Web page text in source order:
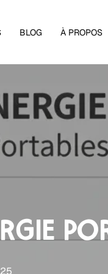
BLOG À PROPOS
Panier